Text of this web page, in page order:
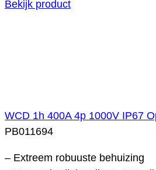
Bekijk product
WCD 1h 400A 4p 1000V IP67
PB011694
– Extreem robuuste behuizing